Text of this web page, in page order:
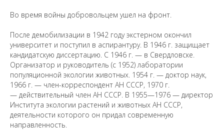
Во время войны добровольцем ушел на фронт.
После демобилизации в 1942 году экстерном окончил
университет и поступил в аспирантуру. В 1946 г. защищает
кандидатскую диссертацию. С 1946 г. — в Свердловске.
Организатор и руководитель (с 1952) лаборатории
популяционной экологии животных. 1954 г. — доктор наук,
1966 г. — член-корреспондент АН СССР, 1970 г.
— действительный член АН СССР. В 1955—1976 — директор
Института экологии растений и животных АН СССР,
деятельности которого он придал современную
направленность.
Saint Petersburg State University © 2026
вы заметили неточность в опубликованных
на электронный адресpro@spbu.ru
Санкт-Петербургский государственный университет ©